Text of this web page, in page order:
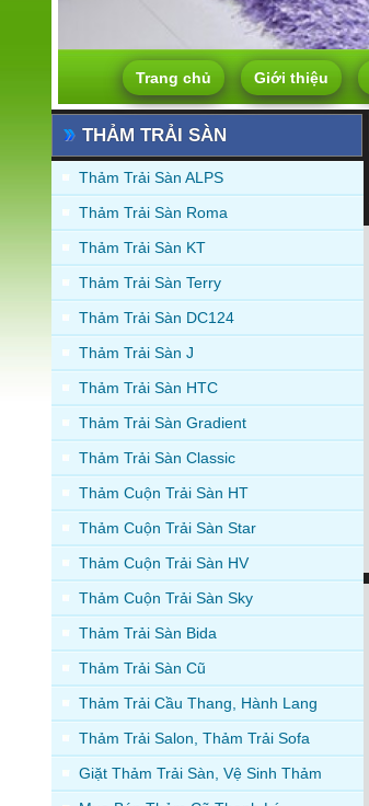
Trang chủ Giới thiệu
THẢM TRẢI SÀN
Thảm Trải Sàn ALPS
Thảm Trải Sàn Roma
Thảm Trải Sàn KT
Thảm Trải Sàn Terry
Thảm Trải Sàn DC124
Thảm Trải Sàn J
Thảm Trải Sàn HTC
Thảm Trải Sàn Gradient
Thảm Trải Sàn Classic
Thảm Cuộn Trải Sàn HT
Thảm Cuộn Trải Sàn Star
Thảm Cuộn Trải Sàn HV
Thảm Cuộn Trải Sàn Sky
Thảm Trải Sàn Bida
Thảm Trải Sàn Cũ
Thảm Trải Cầu Thang, Hành Lang
Thảm Trải Salon, Thảm Trải Sofa
Giặt Thảm Trải Sàn, Vệ Sinh Thảm